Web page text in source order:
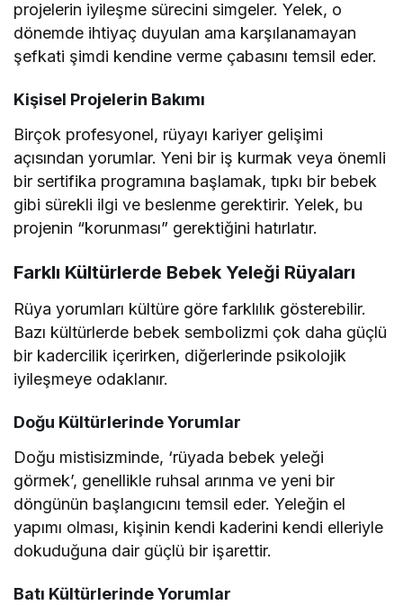
projelerin iyileşme sürecini simgeler. Yelek, o
dönemde ihtiyaç duyulan ama karşılanamayan
şefkati şimdi kendine verme çabasını temsil eder.
Kişisel Projelerin Bakımı
Birçok profesyonel, rüyayı kariyer gelişimi
açısından yorumlar. Yeni bir iş kurmak veya önemli
bir sertifika programına başlamak, tıpkı bir bebek
gibi sürekli ilgi ve beslenme gerektirir. Yelek, bu
projenin “korunması” gerektiğini hatırlatır.
Farklı Kültürlerde Bebek Yeleği Rüyaları
Rüya yorumları kültüre göre farklılık gösterebilir.
Bazı kültürlerde bebek sembolizmi çok daha güçlü
bir kadercilik içerirken, diğerlerinde psikolojik
iyileşmeye odaklanır.
Doğu Kültürlerinde Yorumlar
Doğu mistisizminde, ‘rüyada bebek yeleği
görmek’, genellikle ruhsal arınma ve yeni bir
döngünün başlangıcını temsil eder. Yeleğin el
yapımı olması, kişinin kendi kaderini kendi elleriyle
dokuduğuna dair güçlü bir işarettir.
Batı Kültürlerinde Yorumlar